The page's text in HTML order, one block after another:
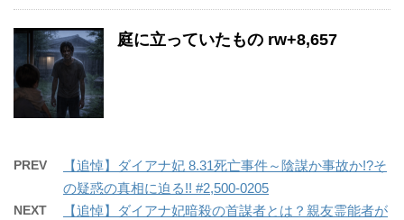
庭に立っていたもの rw+8,657
PREV
【追悼】ダイアナ妃 8.31死亡事件～陰謀か事故か!?そ
の疑惑の真相に迫る!! #2,500-0205
NEXT
【追悼】ダイアナ妃暗殺の首謀者とは？親友霊能者が